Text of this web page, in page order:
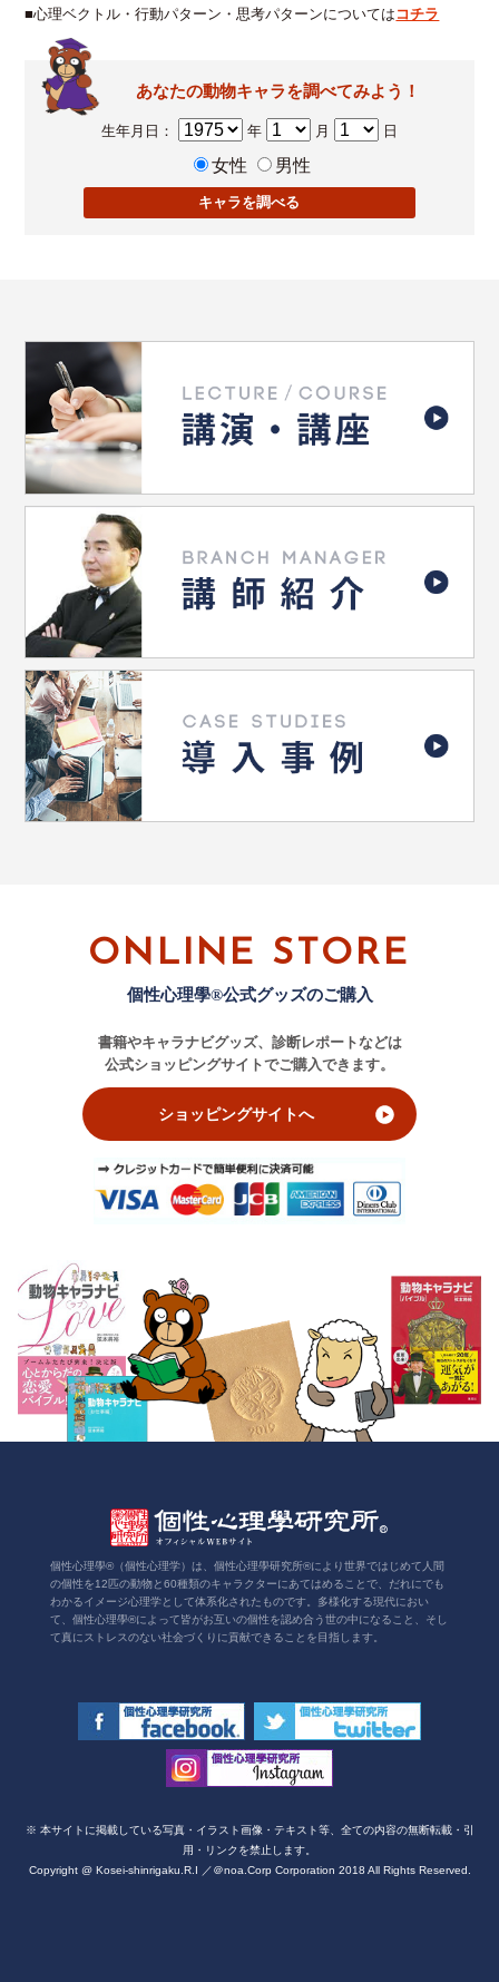
■心理ベクトル・行動パターン・思考パターンについては コチラ
あなたの動物キャラを調べてみよう！
生年月日： 年 月 日
女性 男性
ONLINE STORE
個性心理學®公式グッズのご購入
書籍やキャラナビグッズ、診断レポートなどは
公式ショッピングサイトでご購入できます。
ショッピングサイトへ
個性心理學®（個性心理学）は、個性心理學研究所®により世界ではじめて人間
の個性を12匹の動物と60種類のキャラクターにあてはめることで、だれにでも
わかるイメージ心理学として体系化されたものです。多様化する現代におい
て、個性心理學®によって皆がお互いの個性を認め合う世の中になること、そし
て真にストレスのない社会づくりに貢献できることを目指します。
※ 本サイトに掲載している写真・イラスト画像・テキスト等、全ての内容の無断転載・引
用・リンクを禁止します。
Copyright @ Kosei-shinrigaku.R.I ／＠noa.Corp Corporation 2018 All Rights Reserved.